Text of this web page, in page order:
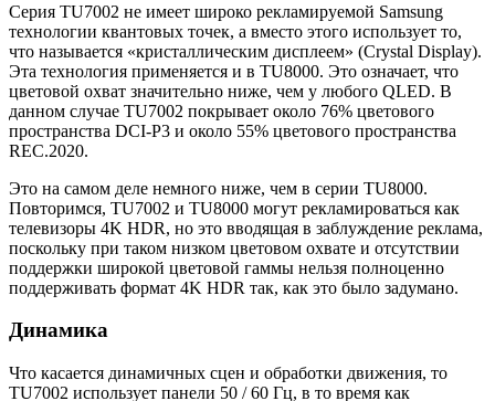
Серия TU7002 не имеет широко рекламируемой Samsung
технологии квантовых точек, а вместо этого использует то,
что называется «кристаллическим дисплеем» (Crystal Display).
Эта технология применяется и в TU8000. Это означает, что
цветовой охват значительно ниже, чем у любого QLED. В
данном случае TU7002 покрывает около 76% цветового
пространства DCI-P3 и около 55% цветового пространства
REC.2020.
Это на самом деле немного ниже, чем в серии TU8000.
Повторимся, TU7002 и TU8000 могут рекламироваться как
телевизоры 4K HDR, но это вводящая в заблуждение реклама,
поскольку при таком низком цветовом охвате и отсутствии
поддержки широкой цветовой гаммы нельзя полноценно
поддерживать формат 4K HDR так, как это было задумано.
Динамика
Что касается динамичных сцен и обработки движения, то
TU7002 использует панели 50 / 60 Гц, в то время как